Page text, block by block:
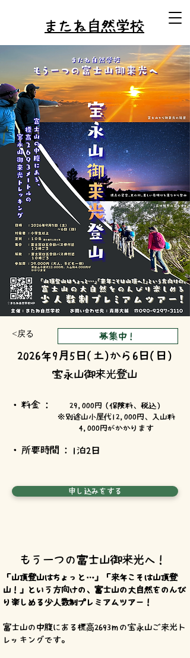
またね自然学校
<戻る 募集中！
2026年9月5日(土)から6日(日)
宝永山御来光登山
・料金 :
29,000円（保険料、税込）
※別途山小屋代12,000円、入山料
4,000円がかかります
・所要時間 : 1泊2日
申し込みをする
もう一つの富士山御来光へ！
「山頂登山はちょっと…」「来年こそは山頂登
山！」という方向けの、富士山の大自然をのんび
り楽しめる少人数制プレミアムツアー！
富士山の中腹にある標高2693ｍの宝永山ご来光ト
レッキングです。